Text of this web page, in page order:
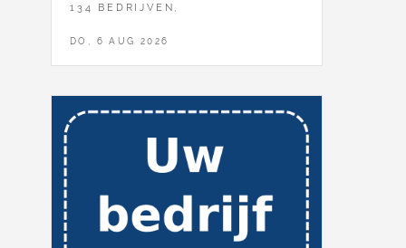
134 BEDRIJVEN,
DO, 6 AUG 2026